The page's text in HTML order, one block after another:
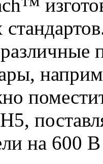
на 600